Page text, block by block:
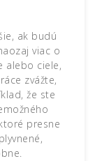
ak budú
viac o
alebo ciele,
zvážte,
že ste
presne